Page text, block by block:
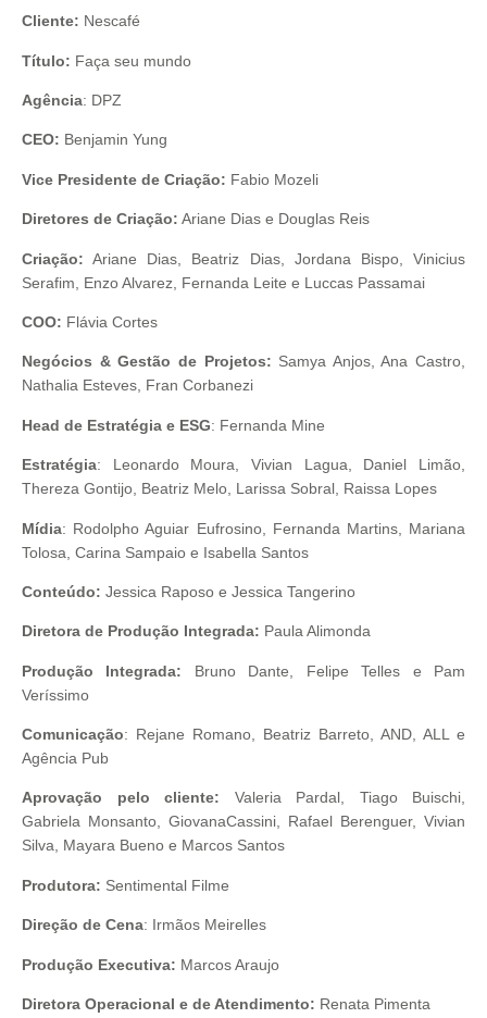
Cliente: Nescafé
Título: Faça seu mundo
Agência: DPZ
CEO: Benjamin Yung
Vice Presidente de Criação: Fabio Mozeli
Diretores de Criação: Ariane Dias e Douglas Reis
Criação: Ariane Dias, Beatriz Dias, Jordana Bispo, Vinicius
Serafim, Enzo Alvarez, Fernanda Leite e Luccas Passamai
COO: Flávia Cortes
Negócios & Gestão de Projetos: Samya Anjos, Ana Castro,
Nathalia Esteves, Fran Corbanezi
Head de Estratégia e ESG: Fernanda Mine
Estratégia: Leonardo Moura, Vivian Lagua, Daniel Limão,
Thereza Gontijo, Beatriz Melo, Larissa Sobral, Raissa Lopes
Mídia: Rodolpho Aguiar Eufrosino, Fernanda Martins, Mariana
Tolosa, Carina Sampaio e Isabella Santos
Conteúdo: Jessica Raposo e Jessica Tangerino
Diretora de Produção Integrada: Paula Alimonda
Produção Integrada: Bruno Dante, Felipe Telles e Pam
Veríssimo
Comunicação: Rejane Romano, Beatriz Barreto, AND, ALL e
Agência Pub
Aprovação pelo cliente: Valeria Pardal, Tiago Buischi,
Gabriela Monsanto, GiovanaCassini, Rafael Berenguer, Vivian
Silva, Mayara Bueno e Marcos Santos
Produtora: Sentimental Filme
Direção de Cena: Irmãos Meirelles
Produção Executiva: Marcos Araujo
Diretora Operacional e de Atendimento: Renata Pimenta